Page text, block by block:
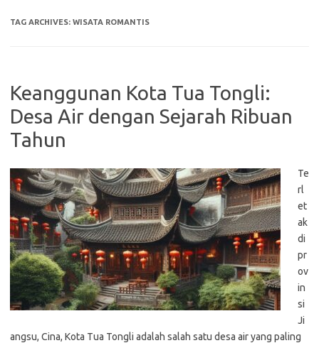
TAG ARCHIVES: WISATA ROMANTIS
Keanggunan Kota Tua Tongli:
Desa Air dengan Sejarah Ribuan
Tahun
Te
rl
et
ak
di
pr
ov
in
si
Ji
angsu, Cina, Kota Tua Tongli adalah salah satu desa air yang paling